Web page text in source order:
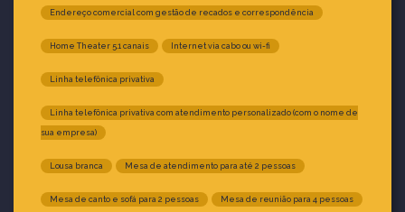
Endereço comercial com gestão de recados e correspondência
Home Theater 5.1 canais Internet via cabo ou wi-fi
Linha telefônica privativa
Linha telefônica privativa com atendimento personalizado (com o nome de
sua empresa)
Lousa branca Mesa de atendimento para até 2 pessoas
Mesa de canto e sofá para 2 pessoas Mesa de reunião para 4 pessoas